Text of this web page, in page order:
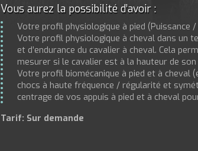
Vous aurez la possibilité d’avoir :
Votre profil physiologique à pied (Puissance /
Votre profil physiologique à cheval dans un
et d’endurance du cavalier à cheval. Cela
mesurer si le cavalier est à la hauteur de son
Votre profil biomécanique à pied et à cheval
chocs à haute fréquence / régularité et
centrage de vos appuis à pied et à cheval
Tarif: Sur demande